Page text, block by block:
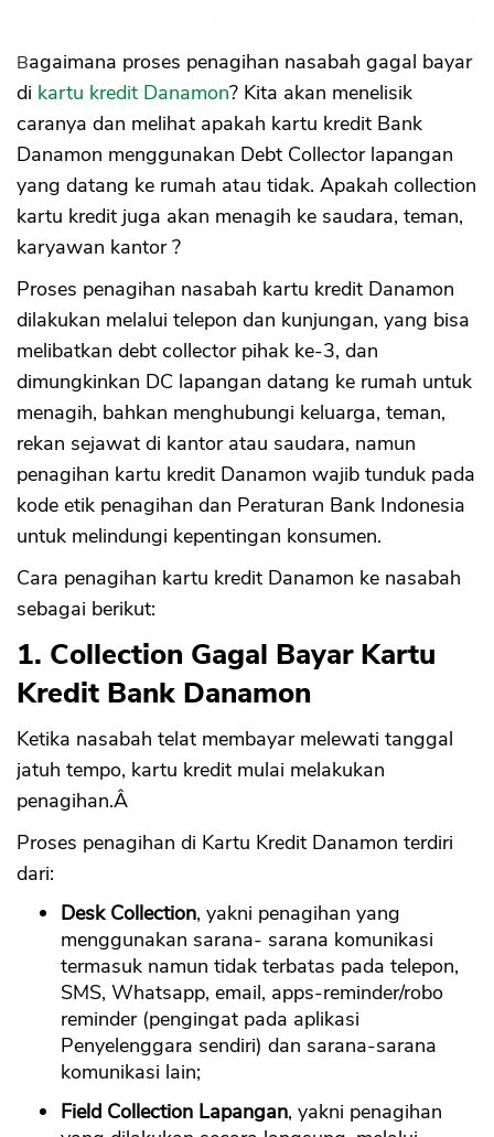
Bagaimana proses penagihan nasabah gagal bayar
di kartu kredit Danamon? Kita akan menelisik
caranya dan melihat apakah kartu kredit Bank
Danamon menggunakan Debt Collector lapangan
yang datang ke rumah atau tidak. Apakah collection
kartu kredit juga akan menagih ke saudara, teman,
karyawan kantor ?
Proses penagihan nasabah kartu kredit Danamon
dilakukan melalui telepon dan kunjungan, yang bisa
melibatkan debt collector pihak ke-3, dan
dimungkinkan DC lapangan datang ke rumah untuk
menagih, bahkan menghubungi keluarga, teman,
rekan sejawat di kantor atau saudara, namun
penagihan kartu kredit Danamon wajib tunduk pada
kode etik penagihan dan Peraturan Bank Indonesia
untuk melindungi kepentingan konsumen.
Cara penagihan kartu kredit Danamon ke nasabah
sebagai berikut:
1. Collection Gagal Bayar Kartu
Kredit Bank Danamon
Ketika nasabah telat membayar melewati tanggal
jatuh tempo, kartu kredit mulai melakukan
penagihan.Â
Proses penagihan di Kartu Kredit Danamon terdiri
dari:
Desk Collection, yakni penagihan yang
menggunakan sarana- sarana komunikasi
termasuk namun tidak terbatas pada telepon,
SMS, Whatsapp, email, apps-reminder/robo
reminder (pengingat pada aplikasi
Penyelenggara sendiri) dan sarana-sarana
komunikasi lain;
Field Collection Lapangan, yakni penagihan